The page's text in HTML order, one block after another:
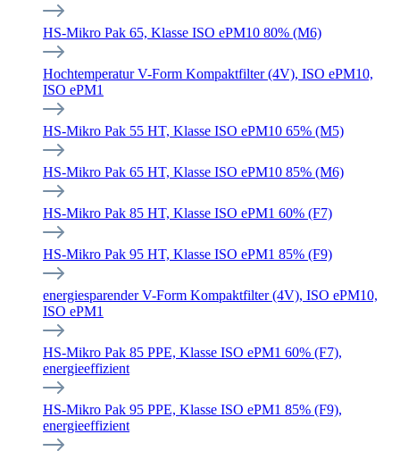
HS-Mikro Pak 65, Klasse ISO ePM10 80% (M6)
Hochtemperatur V-Form Kompaktfilter (4V), ISO ePM10,
ISO ePM1
HS-Mikro Pak 55 HT, Klasse ISO ePM10 65% (M5)
HS-Mikro Pak 65 HT, Klasse ISO ePM10 85% (M6)
HS-Mikro Pak 85 HT, Klasse ISO ePM1 60% (F7)
HS-Mikro Pak 95 HT, Klasse ISO ePM1 85% (F9)
energiesparender V-Form Kompaktfilter (4V), ISO ePM10,
ISO ePM1
HS-Mikro Pak 85 PPE, Klasse ISO ePM1 60% (F7),
energieeffizient
HS-Mikro Pak 95 PPE, Klasse ISO ePM1 85% (F9),
energieeffizient